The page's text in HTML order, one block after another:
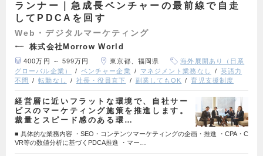
ランナー｜急成長ベンチャーの最前線で自走
してPDCAを回す
Web・デジタルマーケティング
株式会社Morrow World
400万円 ～ 599万円 東京都、福岡県
海外展開あり（日系
グローバル企業）
ベンチャー企業 マネジメント業務なし
英語力
不問
転勤なし 社長・役員直下 副業してもOK 育児支援制度
経営層に近いフラットな環境で、自社サー
ビスのマーケティング施策を推進します。
裁量とスピード感のある環…
■ 具体的な業務内容 ・SEO・コンテンツマーケティングの企画・推進 ・CPA・C
VR等の数値分析に基づくPDCA推進 ・マー…